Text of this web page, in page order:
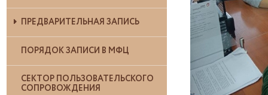
ПРЕДВАРИТЕЛЬНАЯ ЗАПИСЬ
ПОРЯДОК ЗАПИСИ В МФЦ
СЕКТОР ПОЛЬЗОВАТЕЛЬСКОГО
СОПРОВОЖДЕНИЯ